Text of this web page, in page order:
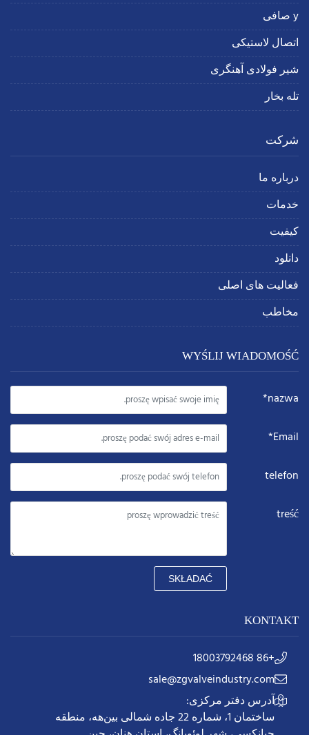
y صافی
اتصال لاستیکی
شیر فولادی آهنگری
تله بخار
شرکت
درباره ما
خدمات
کیفیت
دانلود
فعالیت های اصلی
مخاطب
WYŚLIJ WIADOMOŚĆ
nazwa*
Email*
telefon
treść
SKŁADAĆ
KONTAKT
+86 18003792468
sale@zgvalveindustry.com
آدرس دفتر مرکزی:
ساختمان 1، شماره 22 جاده شمالی بین‌هه، منطقه